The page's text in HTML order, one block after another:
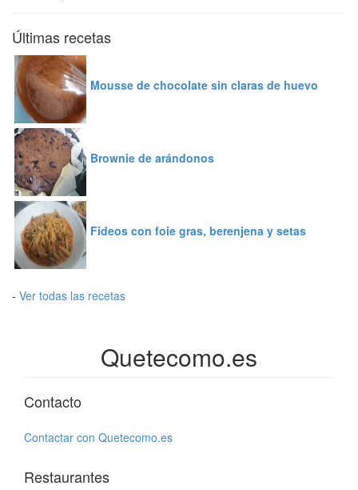
Últimas recetas
Mousse de chocolate sin claras de huevo
Brownie de arándonos
Fideos con foie gras, berenjena y setas
- Ver todas las recetas
Quetecomo.es
Contacto
Contactar con Quetecomo.es
Restaurantes